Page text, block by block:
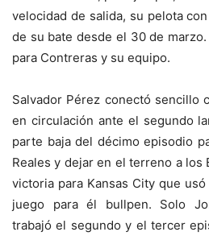
velocidad de salida, su pelota
de su bate desde el 30 de
para Contreras y su equipo.
Salvador Pérez conectó sencillo
en circulación ante el segundo
parte baja del décimo episodio
Reales y dejar en el terreno a los
victoria para Kansas City que
juego para él bullpen. Solo
trabajó el segundo y el tercer